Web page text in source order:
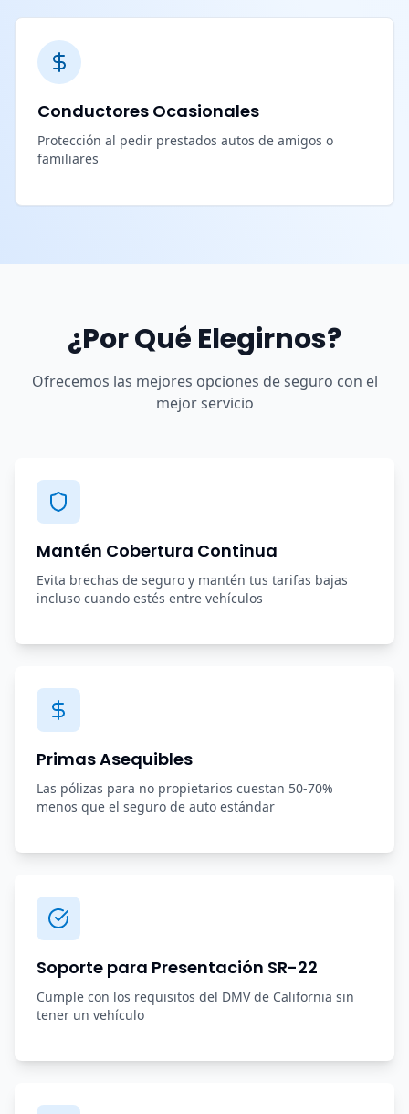
Conductores Ocasionales
Protección al pedir prestados autos de amigos o
familiares
¿Por Qué Elegirnos?
Ofrecemos las mejores opciones de seguro con el
mejor servicio
Mantén Cobertura Continua
Evita brechas de seguro y mantén tus tarifas bajas
incluso cuando estés entre vehículos
Primas Asequibles
Las pólizas para no propietarios cuestan 50-70%
menos que el seguro de auto estándar
Soporte para Presentación SR-22
Cumple con los requisitos del DMV de California sin
tener un vehículo